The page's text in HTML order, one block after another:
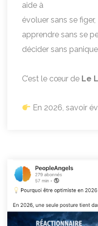
aide à
évoluer sans se figer,
apprendre sans se
décider sans
C’est le cœur de Le
En 2026, savoir